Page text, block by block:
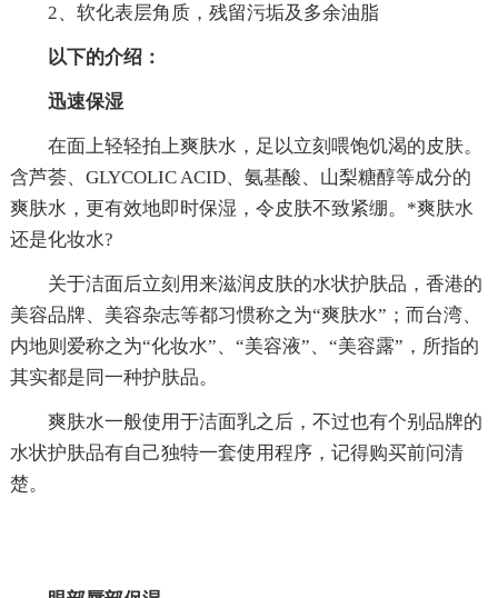
2、软化表层角质，残留污垢及多余油脂
以下的介绍：
迅速保湿
在面上轻轻拍上爽肤水，足以立刻喂饱饥渴的皮肤。
含芦荟、GLYCOLIC ACID、氨基酸、山梨糖醇等成分的
爽肤水，更有效地即时保湿，令皮肤不致紧绷。*爽肤水
还是化妆水?
关于洁面后立刻用来滋润皮肤的水状护肤品，香港的
美容品牌、美容杂志等都习惯称之为“爽肤水”；而台湾、
内地则爱称之为“化妆水”、“美容液”、“美容露”，所指的
其实都是同一种护肤品。
爽肤水一般使用于洁面乳之后，不过也有个别品牌的
水状护肤品有自己独特一套使用程序，记得购买前问清
楚。